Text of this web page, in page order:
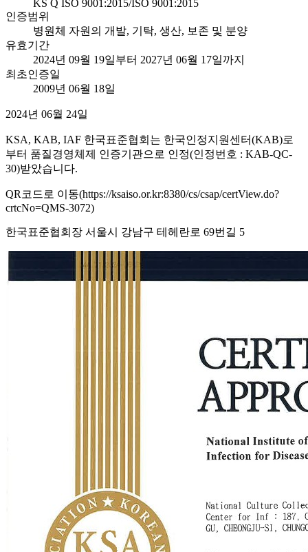
KS Q ISO 9001:2015/ISO 9001:2015
인증범위
병원체 자원의 개발, 기탁, 생산, 보존 및 분양
유효기간
2024년 09월 19일부터 2027년 06월 17일까지
최초인증일
2009년 06월 18일
2024년 06월 24일
KSA, KAB, IAF 한국표준협회는 한국인정지원센터(KAB)로
부터 품질경영체제 인증기관으로 인정(인정번호 : KAB-QC-
30)받았습니다.
QR코드로 이동(https://ksaiso.or.kr:8380/cs/csap/certView.do?
crtcNo=QMS-3072)
한국표준협회장 서울시 강남구 테헤란로 69번길 5